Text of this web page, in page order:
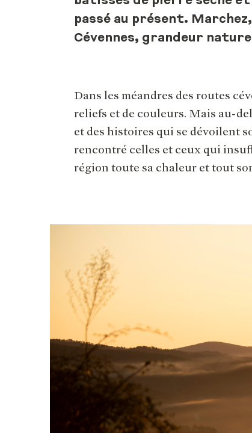
passé au présent.
Cévennes, grandeur
Dans les méandres des routes
reliefs et de couleurs. Mais au-
et des histoires qui se dévoilent
rencontré celles et ceux qui
région toute sa chaleur et tout